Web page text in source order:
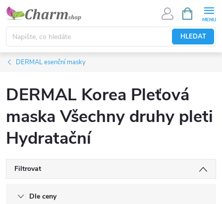
Přejít
obsah
HLEDAT
NÁKUPNÍ
KOŠÍK
DERMAL esenční masky
DERMAL Korea Pleťová
maska Všechny druhy pleti
Hydratační
Filtrovat
Dle ceny